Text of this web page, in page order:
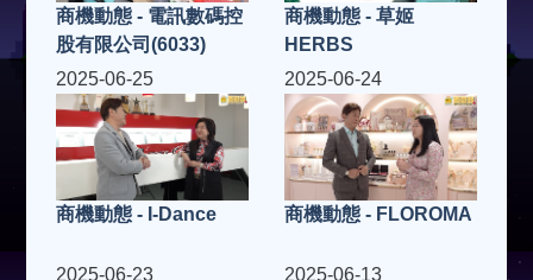
商機動態 - 電訊數碼控
股有限公司(6033)
商機動態 - 草姬
HERBS
2025-06-25
商機動態 - I-Dance
2025-06-24
商機動態 - FLOROMA
2025-06-23 2025-06-13